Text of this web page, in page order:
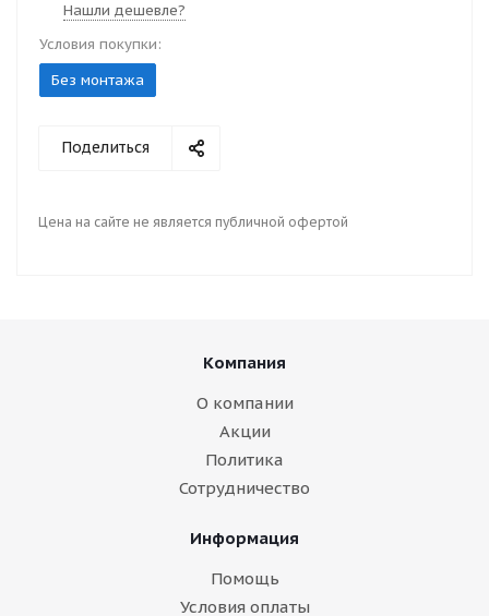
Нашли дешевле?
Условия покупки:
Без монтажа
Поделиться
Цена на сайте не является публичной офертой
Компания
О компании
Акции
Политика
Сотрудничество
Информация
Помощь
Условия оплаты